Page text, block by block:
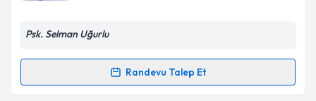
Psk. Selman Uğurlu
Randevu Talep Et
Randevu Takvimi Talebi